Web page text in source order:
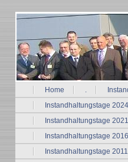
Home .
Instandhaltungstage 2024
Instandhaltungstage 2021
Instandhaltungstage 2016
Instandhaltungstage 2011